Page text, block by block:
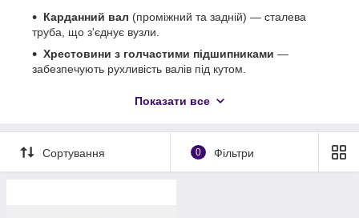
Карданний вал (проміжний та задній) — сталева
труба, що з'єднує вузли.
Хрестовини з голчастими підшипниками —
забезпечують рухливість валів під кутом.
вал і гасить вібрації.Показати все
Сортування 0 Фільтри